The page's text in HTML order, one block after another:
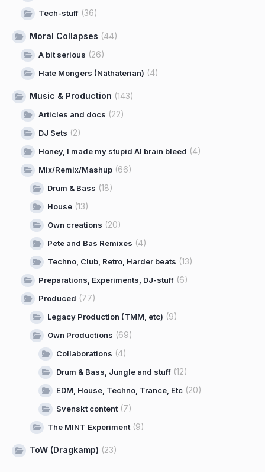
Tech-stuff (36)
Moral Collapses (44)
A bit serious (26)
Hate Mongers (Näthaterian) (4)
Music & Production (143)
Articles and docs (22)
DJ Sets (2)
Honey, I made my stupid AI brain bleed (4)
Mix/Remix/Mashup (66)
Drum & Bass (18)
House (13)
Own creations (20)
Pete and Bas Remixes (4)
Techno, Club, Retro, Harder beats (13)
Preparations, Experiments, DJ-stuff (6)
Produced (77)
Legacy Production (TMM, etc) (9)
Own Productions (69)
Collaborations (4)
Drum & Bass, Jungle and stuff (12)
EDM, House, Techno, Trance, Etc (20)
Svenskt content(7)
The MINT Experiment(9)
ToW (Dragkamp) (23)